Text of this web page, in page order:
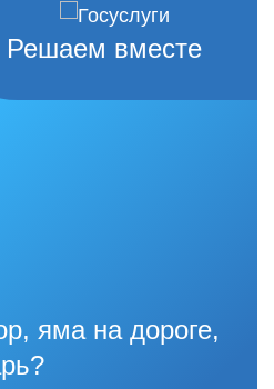
Решаем вместе
яма на дороге,